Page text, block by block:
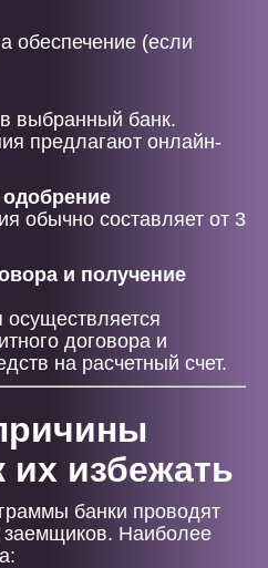
обеспечение (если
выбранный банк.
предлагают онлайн-
обычно составляет от 3
и получение
договора и
на расчетный счет.
их избежать
банки проводят
заемщиков. Наиболее